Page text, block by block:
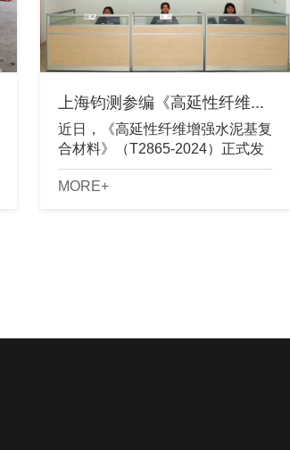
上海钧测参编《高延性纤维...
近日，《高延性纤维增强水泥基复
合材料》（T2865-2024）正式发
布，并将于2025年5月1日起全面
实施。上海钧测检测技术服务有限
MORE+